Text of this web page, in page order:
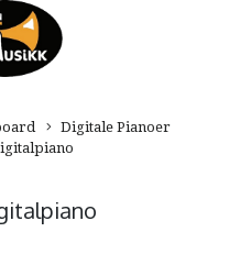
Digitale Pianoer